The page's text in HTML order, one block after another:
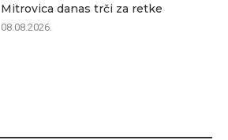
Mitrovica danas trči za retke
08.08.2026.